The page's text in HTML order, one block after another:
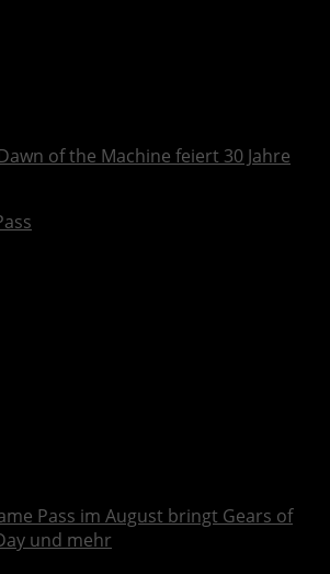
of the Machine feiert 30 Jahre
Pass im August bringt Gears of
und mehr